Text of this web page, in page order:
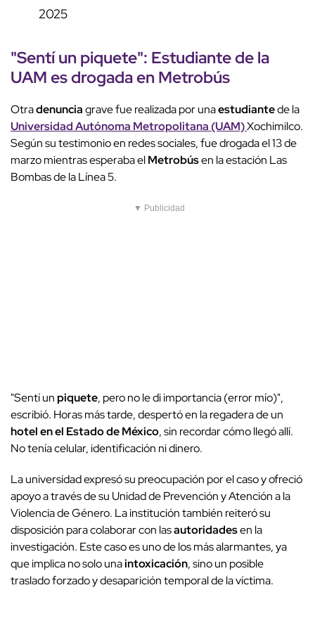
2025
"Sentí un piquete": Estudiante de la
UAM es drogada en Metrobús
Otradenunciagrave fue realizada por unaestudiantede la
Universidad Autónoma Metropolitana (UAM)Xochimilco.
Según su testimonio en redes sociales, fue drogada el 13 de
marzo mientras esperaba elMetrobúsen la estación Las
Bombas de la Línea 5.
▼ Publicidad
"Sentí unpiquete, pero no le di importancia (error mío)",
escribió. Horas más tarde, despertó en la regadera de un
hotel en el Estado de México, sin recordar cómo llegó allí.
No tenía celular, identificación ni dinero.
La universidad expresó su preocupación por el caso y ofreció
apoyo a través de su Unidad de Prevención y Atención a la
Violencia de Género. La institución también reiteró su
disposición para colaborar con lasautoridadesen la
investigación. Este caso es uno de los más alarmantes, ya
que implica no solo unaintoxicación, sino un posible
traslado forzado y desaparición temporal de la víctima.